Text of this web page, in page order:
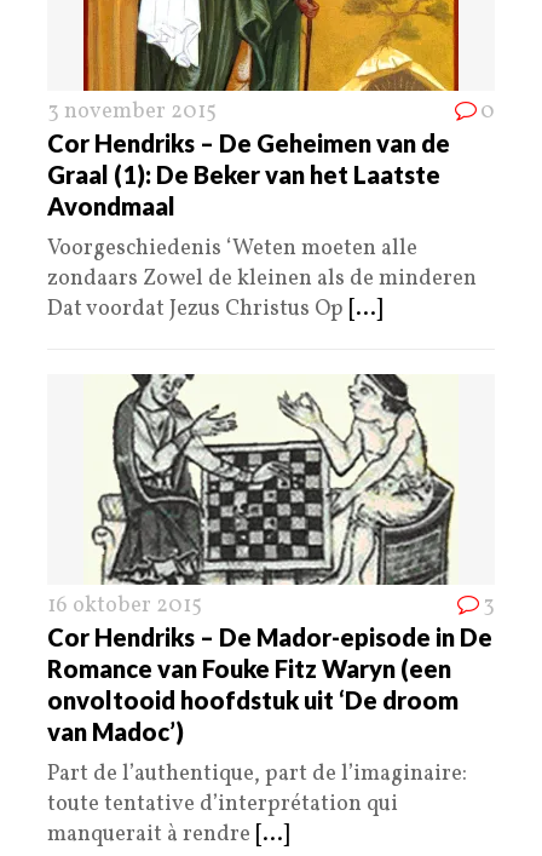
3 november 2015 0
Cor Hendriks – De Geheimen van de
Graal (1): De Beker van het Laatste
Avondmaal
Voorgeschiedenis ‘Weten moeten alle
zondaars Zowel de kleinen als de minderen
Dat voordat Jezus Christus Op [...]
16 oktober 2015 3
Cor Hendriks – De Mador-episode in De
Romance van Fouke Fitz Waryn (een
onvoltooid hoofdstuk uit ‘De droom
van Madoc’)
Part de l’authentique, part de l’imaginaire:
toute tentative d’interprétation qui
manquerait à rendre [...]